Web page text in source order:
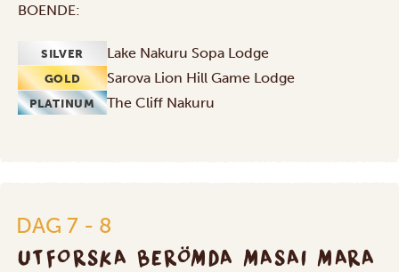
BOENDE:
SILVER Lake Nakuru Sopa Lodge
GOLD Sarova Lion Hill Game Lodge
PLATINUM The Cliff Nakuru
DAG 7 - 8
UTFORSKA BERÖMDA MASAI MARA